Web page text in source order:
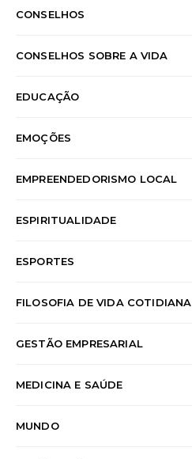
CONSELHOS
CONSELHOS SOBRE A VIDA
EDUCAÇÃO
EMOÇÕES
EMPREENDEDORISMO LOCAL
ESPIRITUALIDADE
ESPORTES
FILOSOFIA DE VIDA COTIDIANA
GESTÃO EMPRESARIAL
MEDICINA E SAÚDE
MUNDO